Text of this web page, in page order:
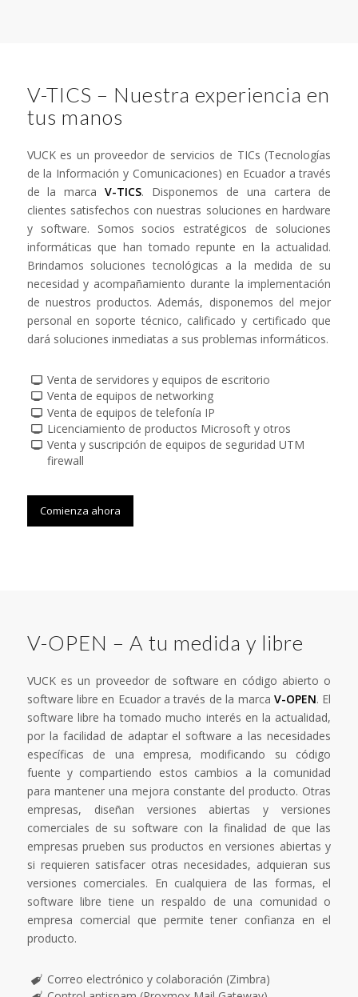
V-TICS – Nuestra experiencia en
tus manos
VUCK es un proveedor de servicios de TICs (Tecnologías
de la Información y Comunicaciones) en Ecuador a través
de la marcaV-TICS. Disponemos de una cartera de
clientes satisfechos con nuestras soluciones en hardware
y software. Somos socios estratégicos de soluciones
informáticas que han tomado repunte en la actualidad.
Brindamos soluciones tecnológicas a la medida de su
necesidad y acompañamiento durante la implementación
de nuestros productos. Además, disponemos del mejor
personal en soporte técnico, calificado y certificado que
dará soluciones inmediatas a sus problemas informáticos.
Venta de servidores y equipos de escritorio
Venta de equipos de networking
Venta de equipos de telefonía IP
Licenciamiento de productos Microsoft y otros
Venta y suscripción de equipos de seguridad UTM
firewall
Comienza ahora
V-OPEN – A tu medida y libre
VUCK es un proveedor de software en código abierto o
software libre en Ecuador a través de la marcaV-OPEN. El
software libre ha tomado mucho interés en la actualidad,
por la facilidad de adaptar el software a las necesidades
específicas de una empresa, modificando su código
fuente y compartiendo estos cambios a la comunidad
para mantener una mejora constante del producto. Otras
empresas, diseñan versiones abiertas y versiones
comerciales de su software con la finalidad de que las
empresas prueben sus productos en versiones abiertas y
si requieren satisfacer otras necesidades, adquieran sus
versiones comerciales. En cualquiera de las formas, el
software libre tiene un respaldo de una comunidad o
empresa comercial que permite tener confianza en el
producto.
Correo electrónico y colaboración (Zimbra)